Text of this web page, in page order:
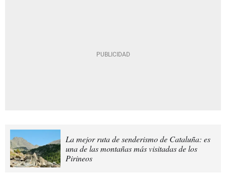
La mejor ruta de senderismo de Cataluña: es
una de las montañas más visitadas de los
Pirineos